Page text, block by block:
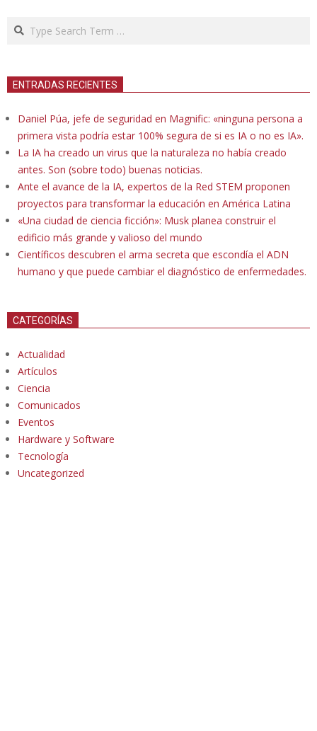
Search
ENTRADAS RECIENTES
Daniel Púa, jefe de seguridad en Magnific: «ninguna persona a
primera vista podría estar 100% segura de si es IA o no es IA».
La IA ha creado un virus que la naturaleza no había creado
antes. Son (sobre todo) buenas noticias.
Ante el avance de la IA, expertos de la Red STEM proponen
proyectos para transformar la educación en América Latina
«Una ciudad de ciencia ficción»: Musk planea construir el
edificio más grande y valioso del mundo
Científicos descubren el arma secreta que escondía el ADN
humano y que puede cambiar el diagnóstico de enfermedades.
CATEGORÍAS
Actualidad
Artículos
Ciencia
Comunicados
Eventos
Hardware y Software
Tecnología
Uncategorized